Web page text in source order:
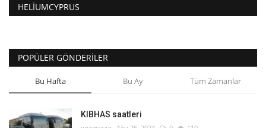
HELIUMCYPRUS
POPÜLER GÖNDERILER
Bu Hafta Bu Ay Tüm Zamanlar
KIBHAS saatleri